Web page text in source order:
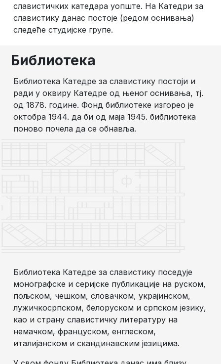
славистичких катедара уопште. На Катедри за
славистику данас постоје (редом оснивања)
следеће студијске групе.
Библиотека
Библиотека Катедре за славистику постоји и
ради у оквиру Катедре од њеног оснивања, тј.
од 1878. године. Фонд библиотеке изгорео је
октобра 1944. да би од маја 1945. библиотека
поново почела да се обнавља.
Библиотека Катедре за славистику поседује
монографске и серијске публикације на руском,
пољском, чешком, словачком, украјинском,
лужичкосрпском, белоруском и српском језику,
као и страну славистичку литературу на
немачком, француском, енглеском,
италијанском и скандинавским језицима.